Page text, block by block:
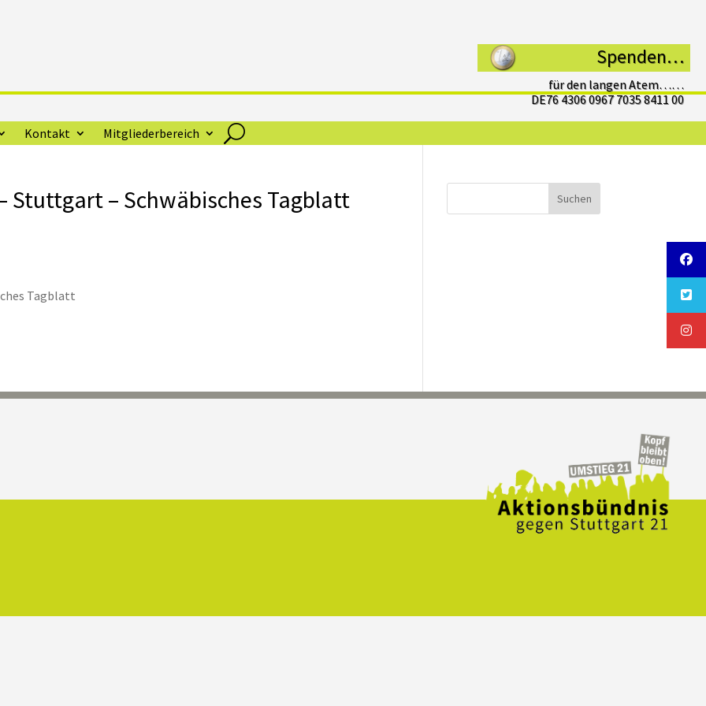
Spenden…
für den langen Atem……
DE76 4306 0967 7035 8411 00
Kontakt Mitgliederbereich
Stuttgart – Schwäbisches Tagblatt
Tagblatt
Suchen